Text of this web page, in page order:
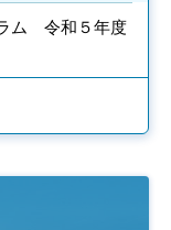
ム 令和５年度